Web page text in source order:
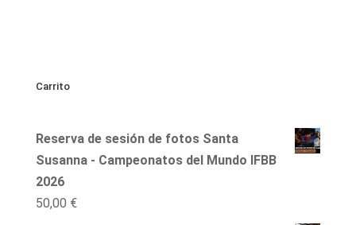
Carrito
Reserva de sesión de fotos Santa
Susanna - Campeonatos del Mundo IFBB
2026
50,00 €